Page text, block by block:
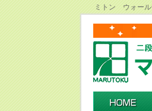
ミトン ウォール